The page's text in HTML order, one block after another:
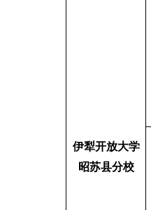
伊犁开放大学
昭苏县分校